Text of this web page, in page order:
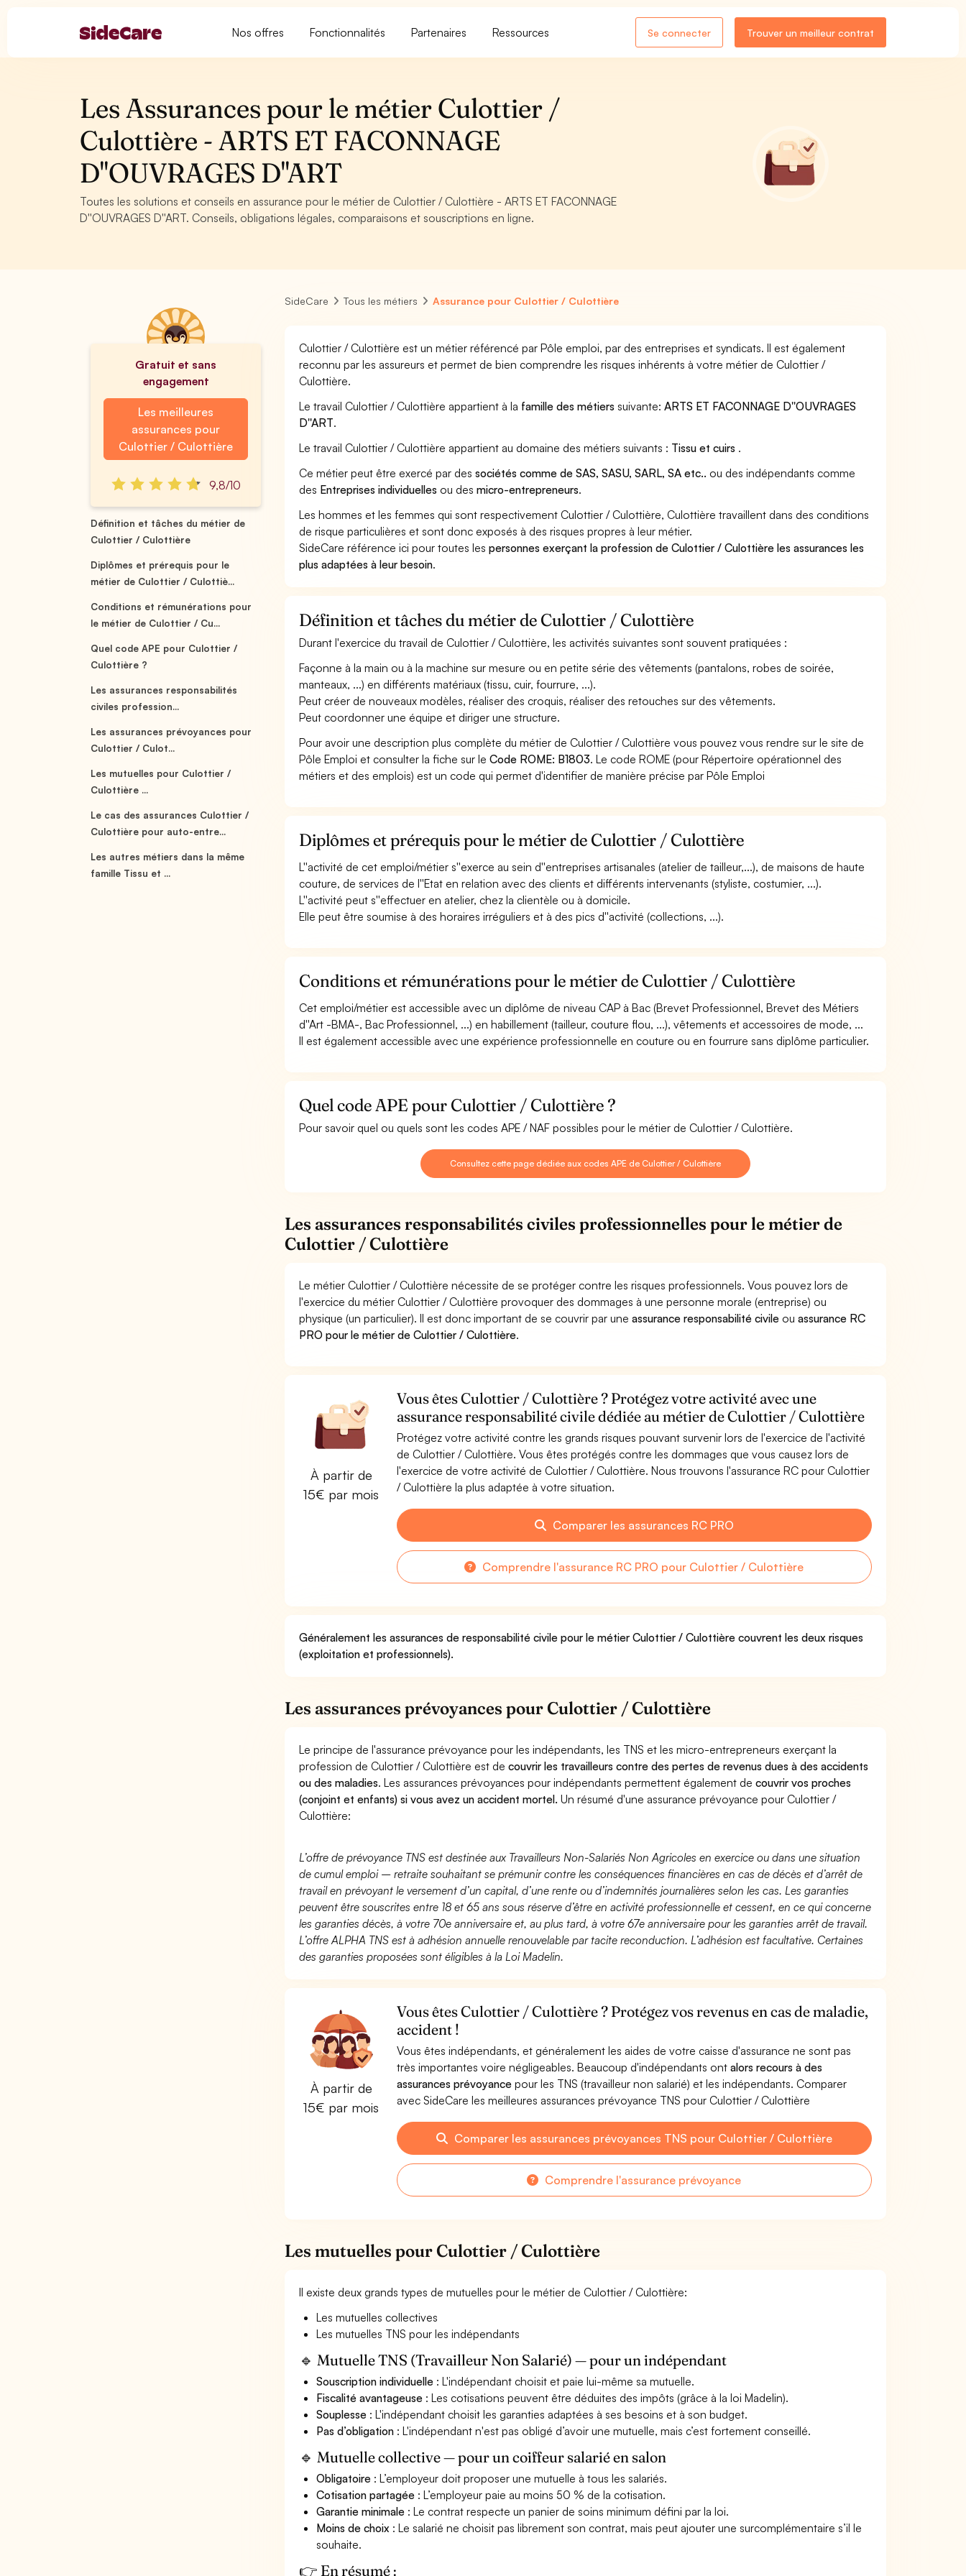
Nos offres Fonctionnalités Partenaires Ressources Se connecter Trouver un meilleur contrat
Les Assurances pour le métier Culottier /
Culottière - ARTS ET FACONNAGE
D''OUVRAGES D''ART
Toutes les solutions et conseils en assurance pour le métier de Culottier / Culottière - ARTS ET FACONNAGE
D''OUVRAGES D''ART. Conseils, obligations légales, comparaisons et souscriptions en ligne.
Gratuit et sans
engagement
Les meilleures
assurances pour
Culottier / Culottière
9,8/10
Définition et tâches du métier de
Culottier / Culottière
Diplômes et prérequis pour le
métier de Culottier / Culottiè...
Conditions et rémunérations pour
le métier de Culottier / Cu...
Quel code APE pour Culottier /
Culottière ?
Les assurances responsabilités
civiles profession...
Les assurances prévoyances pour
Culottier / Culot...
Les mutuelles pour Culottier /
Culottière ...
Le cas des assurances Culottier /
Culottière pour auto-entre...
Les autres métiers dans la même
famille Tissu et ...
SideCare Tous les métiers Assurance pour Culottier / Culottière
Culottier / Culottière est un métier référencé par Pôle emploi, par des entreprises et syndicats. Il est également
reconnu par les assureurs et permet de bien comprendre les risques inhérents à votre métier de Culottier /
Culottière.
Le travail Culottier / Culottière appartient à la famille des métiers suivante:ARTS ET FACONNAGE D''OUVRAGES
D''ART.
Le travail Culottier / Culottière appartient au domaine des métiers suivants : Tissu et cuirs .
Ce métier peut être exercé par dessociétés comme de SAS, SASU, SARL, SA etc.. ou des indépendants comme
des Entreprises individuelles ou desmicro-entrepreneurs.
Les hommes et les femmes qui sont respectivement Culottier / Culottière, Culottière travaillent dans des conditions
de risque particulières et sont donc exposés à des risques propres à leur métier.
SideCare référence ici pour toutes lespersonnes exerçant la profession de Culottier / Culottière les assurances les
plus adaptées à leur besoin.
Définition et tâches du métier de Culottier / Culottière
Durant l'exercice du travail de Culottier / Culottière, les activités suivantes sont souvent pratiquées :
Façonne à la main ou à la machine sur mesure ou en petite série des vêtements (pantalons, robes de soirée,
manteaux, ...) en différents matériaux (tissu, cuir, fourrure, ...).
Peut créer de nouveaux modèles, réaliser des croquis, réaliser des retouches sur des vêtements.
Peut coordonner une équipe et diriger une structure.
Pour avoir une description plus complète du métier de Culottier / Culottière vous pouvez vous rendre sur le site de
Pôle Emploi et consulter la fiche sur leCode ROME: B1803. Le code ROME (pour Répertoire opérationnel des
métiers et des emplois) est un code qui permet d'identifier de manière précise par Pôle Emploi
Diplômes et prérequis pour le métier de Culottier / Culottière
L''activité de cet emploi/métier s''exerce au sein d''entreprises artisanales (atelier de tailleur,...), de maisons de haute
couture, de services de l''Etat en relation avec des clients et différents intervenants (styliste, costumier, ...).
L''activité peut s''effectuer en atelier, chez la clientèle ou à domicile.
Elle peut être soumise à des horaires irréguliers et à des pics d''activité (collections, ...).
Conditions et rémunérations pour le métier de Culottier / Culottière
Cet emploi/métier est accessible avec un diplôme de niveau CAP à Bac (Brevet Professionnel, Brevet des Métiers
d''Art -BMA-, Bac Professionnel, ...) en habillement (tailleur, couture flou, ...), vêtements et accessoires de mode, ...
Il est également accessible avec une expérience professionnelle en couture ou en fourrure sans diplôme particulier.
Quel code APE pour Culottier / Culottière ?
Pour savoir quel ou quels sont les codes APE / NAF possibles pour le métier de Culottier / Culottière.
Consultez cette page dédiée aux codes APE de Culottier / Culottière
Les assurances responsabilités civiles professionnelles pour le métier de
Culottier / Culottière
Le métier Culottier / Culottière nécessite de se protéger contre les risques professionnels. Vous pouvez lors de
l'exercice du métier Culottier / Culottière provoquer des dommages à une personne morale (entreprise) ou
physique (un particulier). Il est donc important de se couvrir par uneassurance responsabilité civile ouassurance RC
PRO pour le métier de Culottier / Culottière.
À partir de
15€ par mois
Vous êtes Culottier / Culottière ? Protégez votre activité avec une
assurance responsabilité civile dédiée au métier de Culottier / Culottière
Protégez votre activité contre les grands risques pouvant survenir lors de l'exercice de l'activité
de Culottier / Culottière. Vous êtes protégés contre les dommages que vous causez lors de
l'exercice de votre activité de Culottier / Culottière. Nous trouvons l'assurance RC pour Culottier
/ Culottière la plus adaptée à votre situation.
Comparer les assurances RC PRO
Comprendre l'assurance RC PRO pour Culottier / Culottière
Généralement les assurances de responsabilité civile pour le métier Culottier / Culottière couvrent les deux risques
(exploitation et professionnels).
Les assurances prévoyances pour Culottier / Culottière
Le principe de l'assurance prévoyance pour les indépendants, les TNS et les micro-entrepreneurs exerçant la
profession de Culottier / Culottière est decouvrir les travailleurs contre des pertes de revenus dues à des accidents
ou des maladies. Les assurances prévoyances pour indépendants permettent également decouvrir vos proches
(conjoint et enfants) si vous avez un accident mortel. Un résumé d'une assurance prévoyance pour Culottier /
Culottière:
L’offre de prévoyance TNS est destinée aux Travailleurs Non-Salariés Non Agricoles en exercice ou dans une situation
de cumul emploi – retraite souhaitant se prémunir contre les conséquences financières en cas de décès et d’arrêt de
travail en prévoyant le versement d’un capital, d’une rente ou d’indemnités journalières selon les cas. Les garanties
peuvent être souscrites entre 18 et 65 ans sous réserve d’être en activité professionnelle et cessent, en ce qui concerne
les garanties décès, à votre 70e anniversaire et, au plus tard, à votre 67e anniversaire pour les garanties arrêt de travail.
L’offre ALPHA TNS est à adhésion annuelle renouvelable par tacite reconduction. L’adhésion est facultative. Certaines
des garanties proposées sont éligibles à la Loi Madelin.
À partir de
15€ par mois
Vous êtes Culottier / Culottière ? Protégez vos revenus en cas de maladie,
accident !
Vous êtes indépendants, et généralement les aides de votre caisse d'assurance ne sont pas
très importantes voire négligeables. Beaucoup d'indépendants ont alors recours à des
assurances prévoyancepour les TNS (travailleur non salarié) et les indépendants. Comparer
avec SideCare les meilleures assurances prévoyance TNS pour Culottier / Culottière
Comparer les assurances prévoyances TNS pour Culottier / Culottière
Comprendre l'assurance prévoyance
Les mutuelles pour Culottier / Culottière
Il existe deux grands types de mutuelles pour le métier de Culottier / Culottière:
Les mutuelles collectives
Les mutuelles TNS pour les indépendants
🔹 Mutuelle TNS (Travailleur Non Salarié) — pour un indépendant
Souscription individuelle : L'indépendant choisit et paie lui-même sa mutuelle.
Fiscalité avantageuse : Les cotisations peuvent être déduites des impôts (grâce à la loi Madelin).
Souplesse : L'indépendant choisit les garanties adaptées à ses besoins et à son budget.
Pas d’obligation : L'indépendant n'est pas obligé d’avoir une mutuelle, mais c’est fortement conseillé.
🔹 Mutuelle collective — pour un coiffeur salarié en salon
Obligatoire : L’employeur doit proposer une mutuelle à tous les salariés.
Cotisation partagée : L’employeur paie au moins 50 % de la cotisation.
Garantie minimale : Le contrat respecte un panier de soins minimum défini par la loi.
Moins de choix : Le salarié ne choisit pas librement son contrat, mais peut ajouter une surcomplémentaire s’il le
souhaite.
👉 En résumé :